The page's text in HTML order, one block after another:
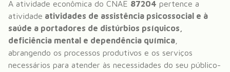
A atividade econômica do CNAE 87204 pertence a
atividade atividades de assistência psicossocial e à
saúde a portadores de distúrbios psíquicos,
deficiência mental e dependência química
abrangendo os processos produtivos e os serviços
necessários para atender às necessidades do seu público-